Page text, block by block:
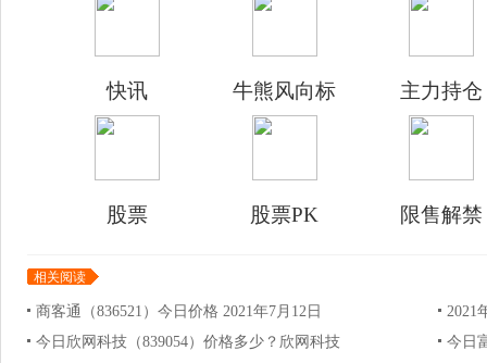
快讯 牛熊风向标 主力持仓
股票 股票PK 限售解禁
相关阅读
商客通（836521）今日价格 2021年7月12日
2021
今日欣网科技（839054）价格多少？欣网科技
今日